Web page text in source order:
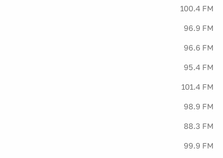
100.4 FM
96.9 FM
96.6 FM
95.4 FM
101.4 FM
98.9 FM
88.3 FM
99.9 FM